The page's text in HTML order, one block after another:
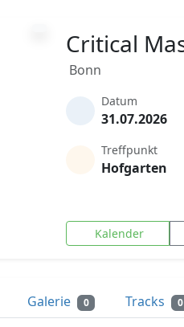
Critical
Bonn
Datum
31.07.2026
Treffpunkt
Hofgarten
Kalender
Galerie 0 Tracks 0